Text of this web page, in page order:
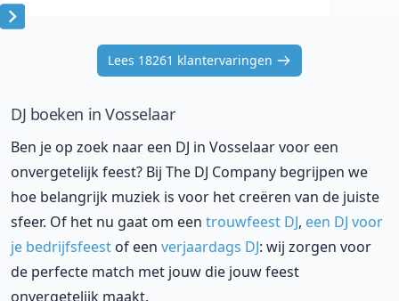
Item
Lees 18261 klantervaringen
DJ boeken in Vosselaar
Ben je op zoek naar een DJ in Vosselaar voor een
onvergetelijk feest? Bij The DJ Company begrijpen we
hoe belangrijk muziek is voor het creëren van de juiste
sfeer. Of het nu gaat om een trouwfeest DJ, een DJ voor
je bedrijfsfeest of een verjaardags DJ: wij zorgen voor
de perfecte match met jouw die jouw feest
onvergetelijk maakt.